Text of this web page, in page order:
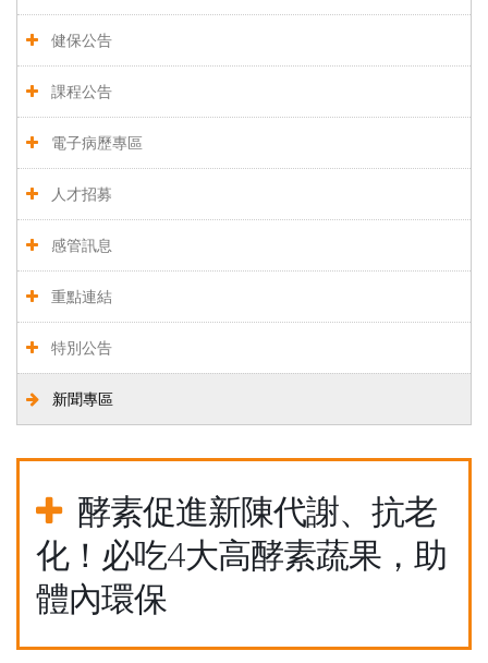
健保公告
課程公告
電子病歷專區
人才招募
感管訊息
重點連結
特別公告
新聞專區
酵素促進新陳代謝、抗老
化！必吃4大高酵素蔬果，助
體內環保